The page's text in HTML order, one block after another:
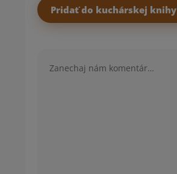
Pridať do kuchárskej knihy